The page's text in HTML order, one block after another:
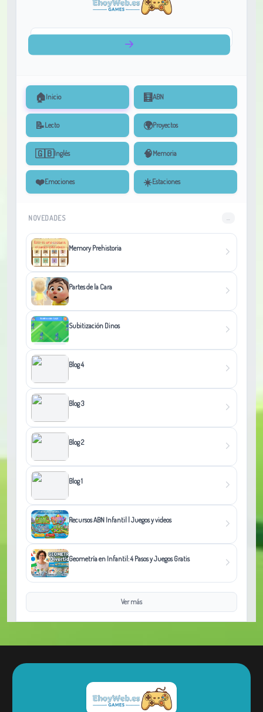
🏠Inicio 🧮ABN
📝Lecto 🌍Proyectos
🇬🇧Inglés 🧠Memoria
❤️Emociones ☀️Estaciones
NOVEDADES
Memory Prehistoria
Partes de la Cara
Subitización Dinos
Blog 4
Blog 3
Blog 2
Blog 1
Recursos ABN Infantil | Juegos y videos
Geometría en Infantil: 4 Pasos y Juegos Gratis
Ver más